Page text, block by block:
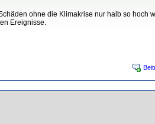
ohne die Klimakrise nur halb so hoch
Ereignisse.